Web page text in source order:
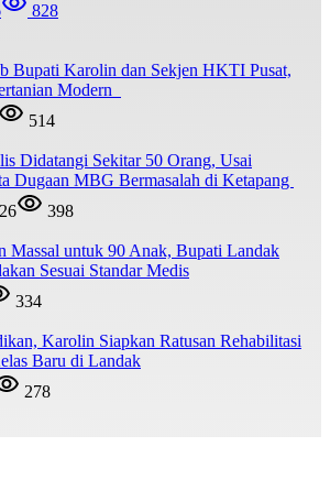
828
Bupati Karolin dan Sekjen HKTI Pusat,
Modern
514
Didatangi Sekitar 50 Orang, Usai
Dugaan MBG Bermasalah di Ketapang
398
Massal untuk 90 Anak, Bupati Landak
Sesuai Standar Medis
334
Karolin Siapkan Ratusan Rehabilitasi
Baru di Landak
278